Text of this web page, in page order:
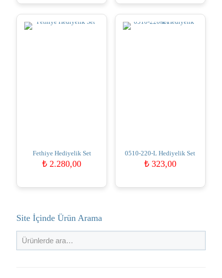
Fethiye Hediyelik Set
₺ 2.280,00
0510-220-L Hediyelik Set
₺323,00
Site İçinde Ürün Arama